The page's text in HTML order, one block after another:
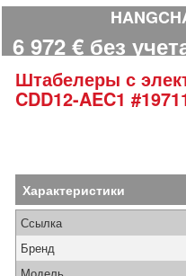
6 972 € без
Штабелеры с
CDD12-AEC1
Характеристики
Ссылка
Бренд